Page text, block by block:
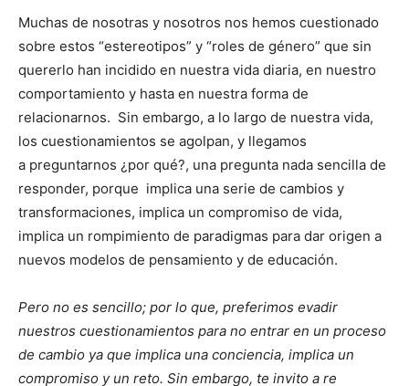
Muchas de nosotras y nosotros nos hemos cuestionado
sobre estos “estereotipos” y “roles de género” que sin
quererlo han incidido en nuestra vida diaria, en nuestro
comportamiento y hasta en nuestra forma de
relacionarnos. Sin embargo, a lo largo de nuestra vida,
los cuestionamientos se agolpan, y llegamos
a preguntarnos ¿por qué?, una pregunta nada sencilla de
responder, porque implica una serie de cambios y
transformaciones, implica un compromiso de vida,
implica un rompimiento de paradigmas para dar origen a
nuevos modelos de pensamiento y de educación.
Pero no es sencillo; por lo que, preferimos evadir
nuestros cuestionamientos para no entrar en un proceso
de cambio ya que implica una conciencia, implica un
compromiso y un reto. Sin embargo, te invito a re